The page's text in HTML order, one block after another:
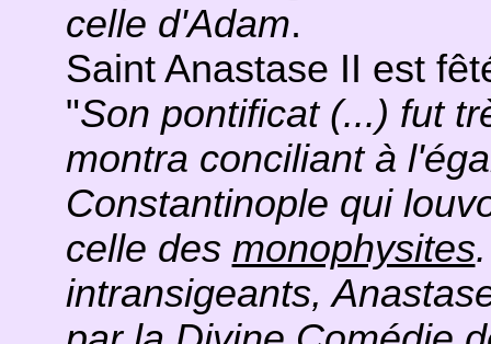
celle d'Adam.
Saint Anastase II est
"Son pontificat (...) fut
montra conciliant à
Constantinople qui
celle des monophysites
intransigeants,